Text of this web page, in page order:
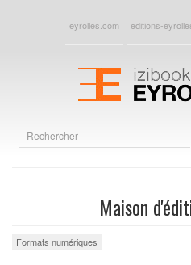
eyrolles.com editions-
Maison
Formats numériques